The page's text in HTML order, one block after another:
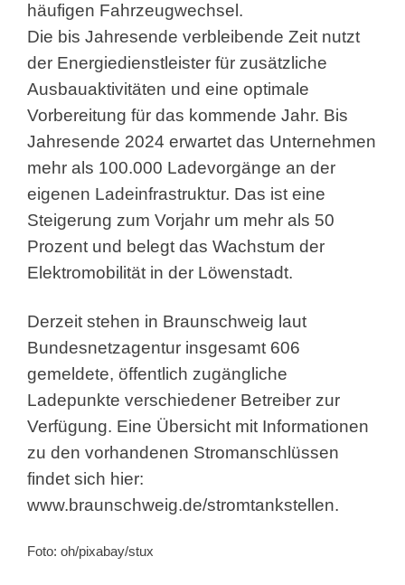
häufigen Fahrzeugwechsel.
Die bis Jahresende verbleibende Zeit nutzt
der Energiedienstleister für zusätzliche
Ausbauaktivitäten und eine optimale
Vorbereitung für das kommende Jahr. Bis
Jahresende 2024 erwartet das Unternehmen
mehr als 100.000 Ladevorgänge an der
eigenen Ladeinfrastruktur. Das ist eine
Steigerung zum Vorjahr um mehr als 50
Prozent und belegt das Wachstum der
Elektromobilität in der Löwenstadt.
Derzeit stehen in Braunschweig laut
Bundesnetzagentur insgesamt 606
gemeldete, öffentlich zugängliche
Ladepunkte verschiedener Betreiber zur
Verfügung. Eine Übersicht mit Informationen
zu den vorhandenen Stromanschlüssen
findet sich hier:
www.braunschweig.de/stromtankstellen.
Foto: oh/pixabay/stux